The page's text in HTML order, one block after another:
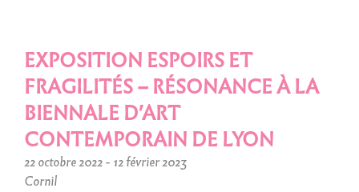
EXPOSITION ESPOIRS ET
FRAGILITÉS – RÉSONANCE À LA
BIENNALE D’ART
CONTEMPORAIN DE LYON
22 octobre 2022 - 12 février 2023
Cornil